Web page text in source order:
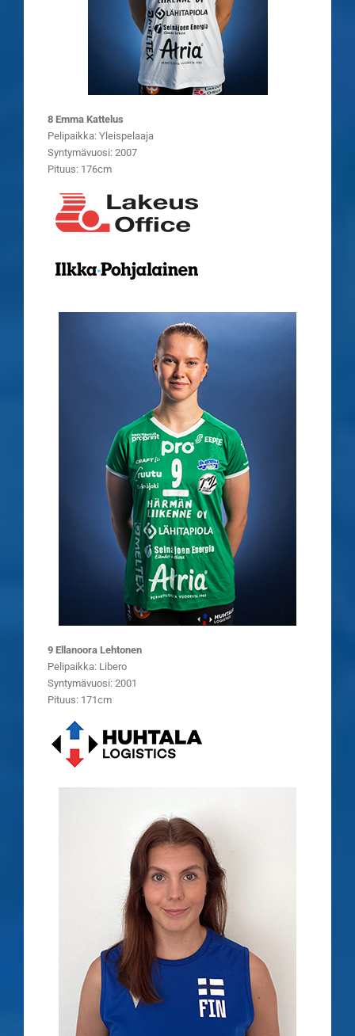
8 Emma Kattelus
Pelipaikka: Yleispelaaja
Syntymävuosi: 2007
Pituus: 176cm
9 Ellanoora Lehtonen
Pelipaikka: Libero
Syntymävuosi: 2001
Pituus: 171cm